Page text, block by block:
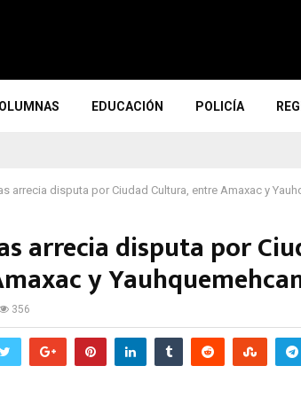
EDUCACIÓN POLICÍA
arrecia disputa por Ciudad Cultura, entre Amaxac y
arrecia disputa por
y
356